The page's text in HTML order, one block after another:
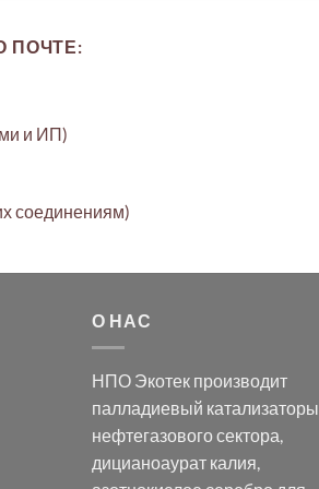
ПОЧТЕ:
и ИП)
соединениям)
О НАС
НПО Экотек производит
палладиевый катализаторы
нефтегазового сектора,
дицианоаурат калия,